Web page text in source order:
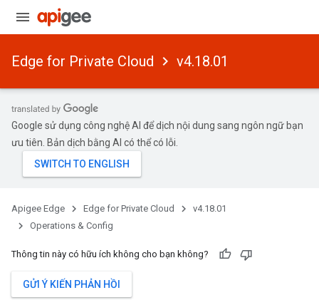
Edge for Private Cloud v4.18.01
Google sử dụng công nghệ AI để dịch nội dung sang ngôn ngữ bạn
ưu tiên. Bản dịch bằng AI có thể có lỗi.
Apigee Edge Edge for Private Cloud
v4.18.01
Operations & Config
Thông tin này có hữu ích không cho bạn không?
GỬI Ý KIẾN PHẢN HỒI